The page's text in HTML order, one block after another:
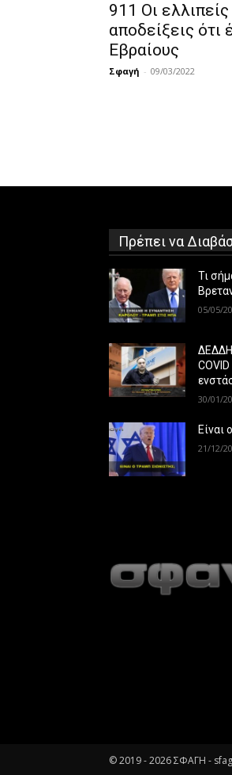
911 Οι
αποδείξεις ότι
Εβραίους
Σφαγή - 09/03/2022
Πρέπει να
Τι
05/05/
30/01/
Είναι
21/12/
© 2019 -2026ΣΦΑΓΗ -